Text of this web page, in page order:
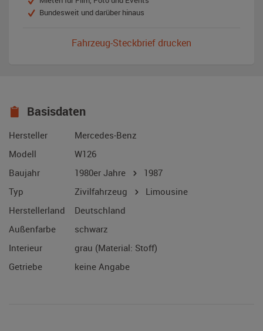
Bundesweit und darüber hinaus
Fahrzeug-Steckbrief drucken
Basisdaten
Hersteller
Mercedes-Benz
Modell
W126
Baujahr
1980er Jahre
1987
Typ
Zivilfahrzeug
Limousine
Herstellerland
Deutschland
Außenfarbe
schwarz
Interieur
grau (Material: Stoff)
Getriebe
keine Angabe